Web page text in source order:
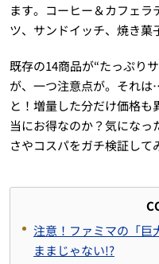
ます。コーヒー＆カフェ
ツ、サンドイッチ、焼き菓
既存の14商品が“たっぷり
が、一つ注意点が。それ
と！増量した分だけ価格
当にお得なのか？気になっ
さやコスパをガチ検証して
注意！ファミマの「巨
ままじゃない!?